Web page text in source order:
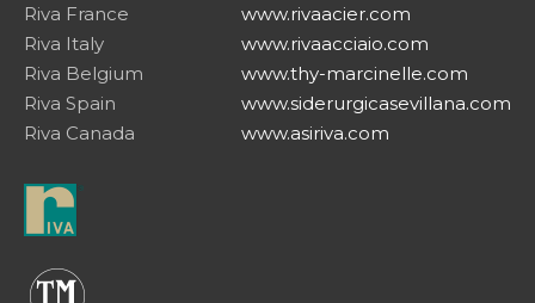
Riva France
www.rivaacier.com
Riva Italy
www.rivaacciaio.com
Riva Belgium
www.thy-marcinelle.com
Riva Spain
www.siderurgicasevillana.com
Riva Canada
www.asiriva.com